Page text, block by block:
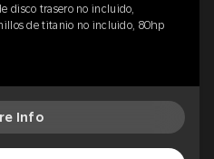
disco trasero no incluido,
de titanio no incluido, 80hp
Info